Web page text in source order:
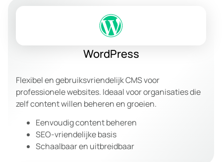
WordPress
Flexibel en gebruiksvriendelijk CMS voor
professionele websites. Ideaal voor organisaties die
zelf content willen beheren en groeien.
Eenvoudig content beheren
SEO-vriendelijke basis
Schaalbaar en uitbreidbaar